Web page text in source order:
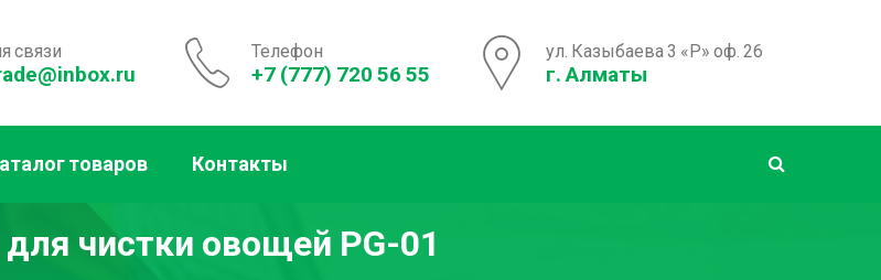
связи Телефон
+7 (777) 720 56 55
ул. Казыбаева 3 «Р» оф. 26
г. Алматы
товаров Контакты
чистки овощей PG-01